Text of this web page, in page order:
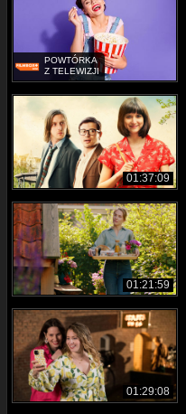
POWTÓRKA
Z TELEWIZJI
01:37:09
01:21:59
01:29:08